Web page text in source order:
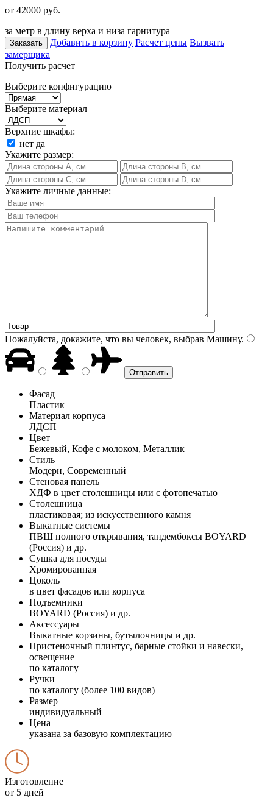
от 42000 руб.
за метр в длину верха и низа гарнитура
Заказать Добавить в корзину Расчет цены Вызвать
замерщика
Получить расчет
Выберите конфигурацию
Выберите материал
Верхние шкафы:
нет да
Укажите размер:
Укажите личные данные:
Пожалуйста, докажите, что вы человек, выбрав Машину.
Фасад
Пластик
Материал корпуса
ЛДСП
Цвет
Бежевый, Кофе с молоком, Металлик
Стиль
Модерн, Современный
Стеновая панель
ХДФ в цвет столешницы или с фотопечатью
Столешница
пластиковая; из искусственного камня
Выкатные системы
ПВШ полного открывания, тандембоксы BOYARD
(Россия) и др.
Сушка для посуды
Хромированная
Цоколь
в цвет фасадов или корпуса
Подъемники
BOYARD (Россия) и др.
Аксессуары
Выкатные корзины, бутылочницы и др.
Пристеночный плинтус, барные стойки и навески,
освещение
по каталогу
Ручки
по каталогу (более 100 видов)
Размер
индивидуальный
Цена
указана за базовую комплектацию
Изготовление
от 5 дней